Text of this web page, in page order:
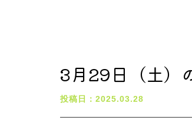
3月29日（土）
投稿日：2025.03.28